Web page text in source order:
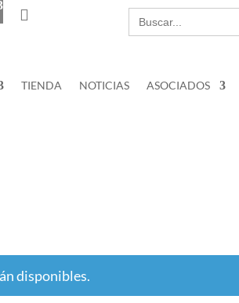
Buscar:
TIENDA NOTICIAS ASOCIADOS
disponibles.